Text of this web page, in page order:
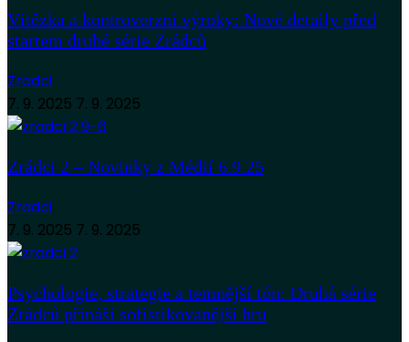
Vítězka a kontroverzní výroky: Nové detaily před
startem druhé série Zrádců
Zradci
7. 9. 2025 7. 9. 2025
Zrádci 2 – Novinky z Médií 6.9.25
Zradci
7. 9. 2025 7. 9. 2025
Psychologie, strategie a temnější tón: Druhá série
Zrádců přináší sofistikovanější hru